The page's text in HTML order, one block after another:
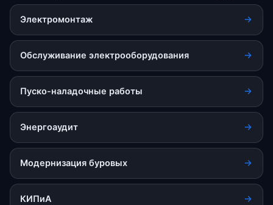
Электромонтаж
Обслуживание электрооборудования
Пуско-наладочные работы
Энергоаудит
Модернизация буровых
КИПиА